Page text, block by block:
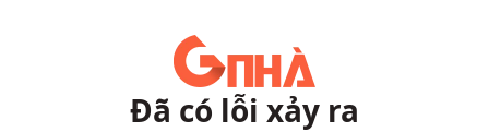
Đã có lỗi xảy ra